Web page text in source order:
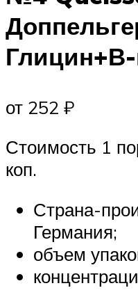
от 252 ₽
Стоимость 1
коп.
Страна-
Германия;
объем